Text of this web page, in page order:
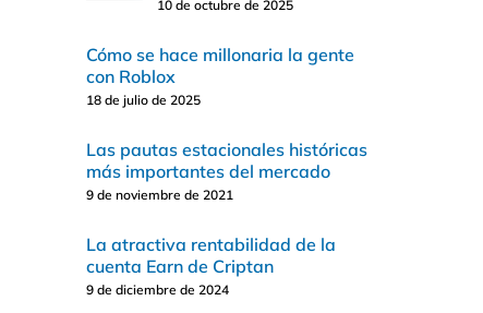
10 de octubre de 2025
Cómo se hace millonaria la gente
con Roblox
18 de julio de 2025
Las pautas estacionales históricas
más importantes del mercado
9 de noviembre de 2021
La atractiva rentabilidad de la
cuenta Earn de Criptan
9 de diciembre de 2024